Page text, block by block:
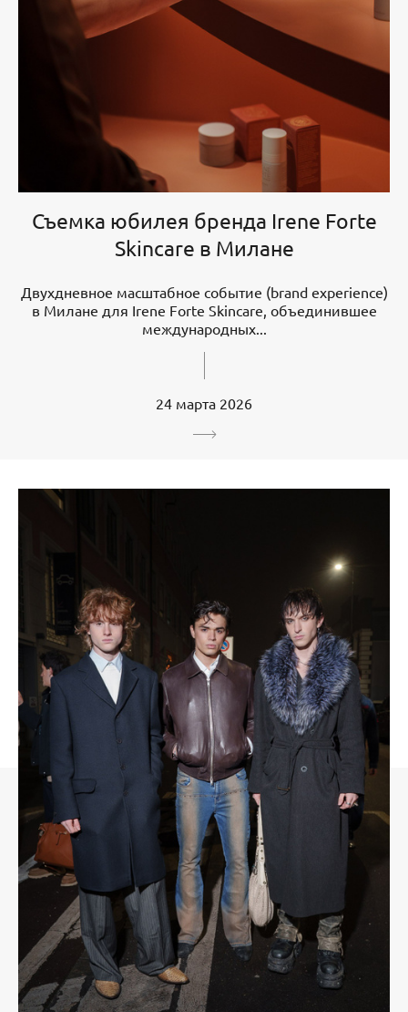
Съемка юбилея бренда Irene Forte
Skincare в Милане
Двухдневное масштабное событие (brand experience)
в Милане для Irene Forte Skincare, объединившее
международных...
24 марта 2026